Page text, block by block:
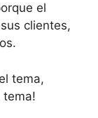
el
clientes,
tema,
tema!